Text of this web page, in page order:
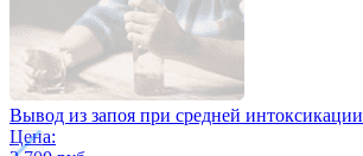
Вывод из запоя при средней интоксикации
Цена: